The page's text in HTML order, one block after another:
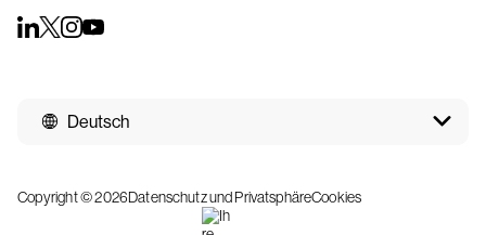
Deutsch
Copyright © 2026Datenschutz und PrivatsphäreCookies